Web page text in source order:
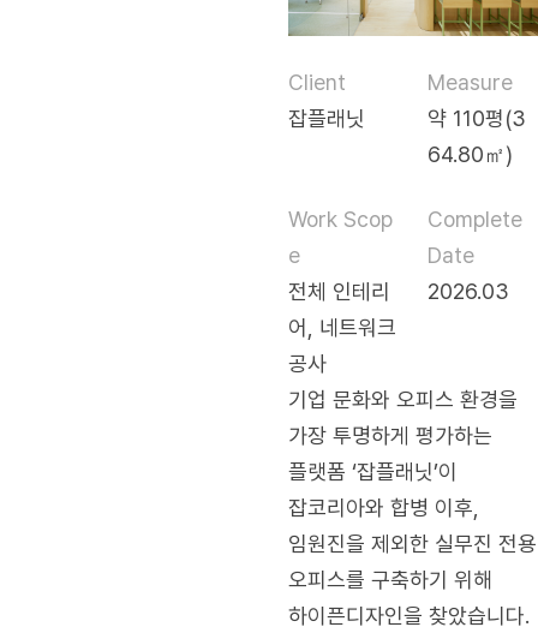
Client
Measure
잡플래닛
약 110평(3
64.80㎡)
Work Scop
e
Complete
Date
전체 인테리
어, 네트워크
공사
2026.03
기업 문화와 오피스 환경을
가장 투명하게 평가하는
플랫폼 ‘잡플래닛’이
잡코리아와 합병 이후,
임원진을 제외한 실무진 전용
오피스를 구축하기 위해
하이픈디자인을 찾았습니다.